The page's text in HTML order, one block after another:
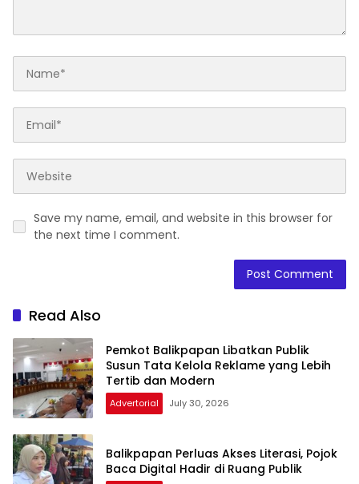
Save my name, email, and website in this browser for
the next time I comment.
Read Also
Pemkot Balikpapan Libatkan Publik
Susun Tata Kelola Reklame yang Lebih
Tertib dan Modern
Advertorial July 30, 2026
Balikpapan Perluas Akses Literasi, Pojok
Baca Digital Hadir di Ruang Publik